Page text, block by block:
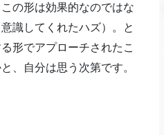
の形は効果的なのではな
識してくれたハズ）。と
形でアプローチされたこ
、自分は思う次第です。